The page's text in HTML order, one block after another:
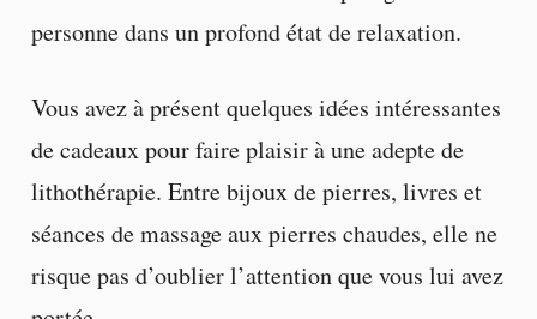
personne dans un profond état de relaxation.
Vous avez à présent quelques idées intéressantes
de cadeaux pour faire plaisir à une adepte de
lithothérapie. Entre bijoux de pierres, livres et
séances de massage aux pierres chaudes, elle ne
risque pas d’oublier l’attention que vous lui avez